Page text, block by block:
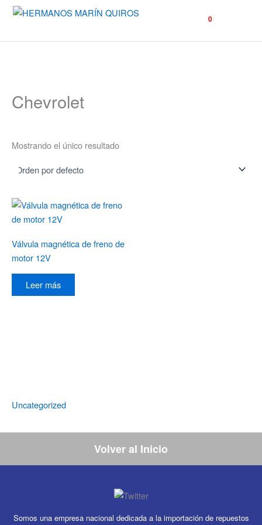
0
Uncategorized
Chevrolet
Mostrando el único resultado
Válvula magnética de freno de
motor 12V
Leer más
Volver al Inicio
Somos una empresa nacional dedicada a la importación de repuestos